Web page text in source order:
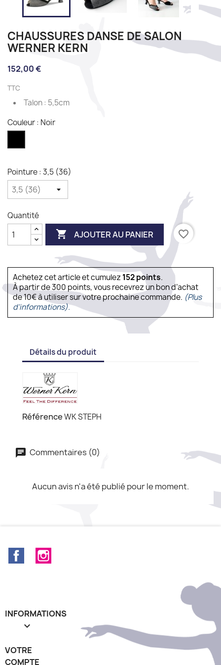
CHAUSSURES DANSE DE SALON
WERNER KERN
152,00 €
TTC
Talon : 5,5cm
Couleur : Noir
Pointure : 3,5 (36)
Quantité
 AJOUTER AU PANIER favorite_border
Achetez cet article et cumulez 152points.
À partir de 300 points, vous recevrez un bon d’achat
de 10€ à utiliser sur votre prochaine commande. (Plus
d'informations).
Détails du produit
RéférenceWK STEPH
Commentaires (0)
Aucun avis n'a été publié pour le moment.
Facebook
INFORMATIONS

VOTRE
COMPTE